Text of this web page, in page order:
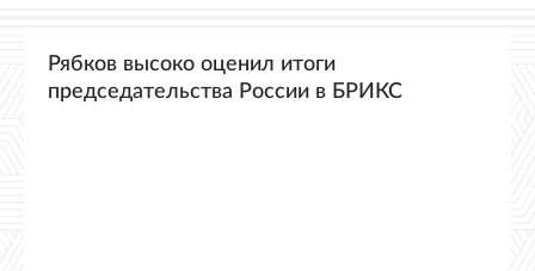
Рябков высоко оценил итоги
председательства России в БРИКС